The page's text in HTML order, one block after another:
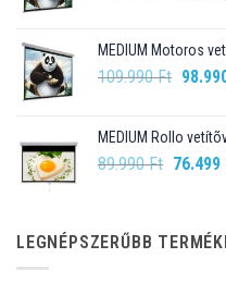
99.990
MEDIUM Motoros
109.990Ft
MEDIUM Rollo
89.990Ft Original
89.990
76.499
LEGNÉPSZERŰBB